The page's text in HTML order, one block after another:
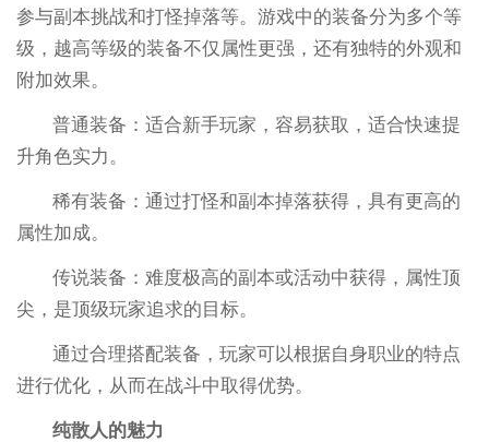
参与副本挑战和打怪掉落等。游戏中的装备分为多个等
级，越高等级的装备不仅属性更强，还有独特的外观和
附加效果。
普通装备：适合新手玩家，容易获取，适合快速提
升角色实力。
稀有装备：通过打怪和副本掉落获得，具有更高的
属性加成。
传说装备：难度极高的副本或活动中获得，属性顶
尖，是顶级玩家追求的目标。
通过合理搭配装备，玩家可以根据自身职业的特点
进行优化，从而在战斗中取得优势。
纯散人的魅力